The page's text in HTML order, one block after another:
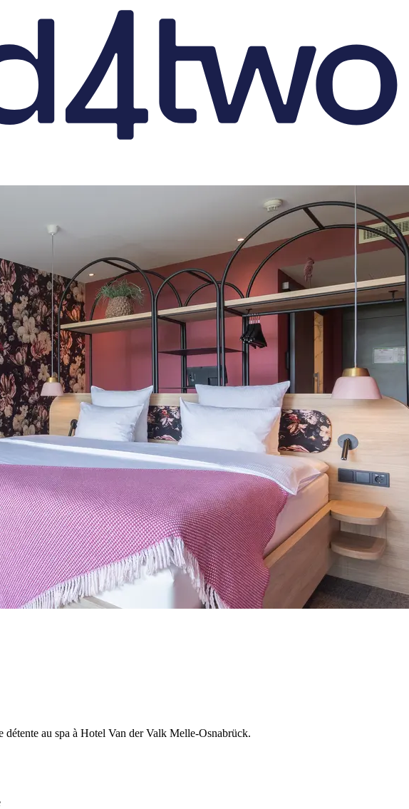
détente au spa à Hotel Van der Valk Melle-Osnabrück.